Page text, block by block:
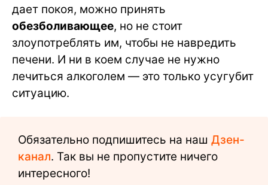
дает покоя, можно принять
обезболивающее, но не стоит
злоупотреблять им, чтобы не навредить
печени. И ни в коем случае не нужно
лечиться алкоголем — это только усугубит
ситуацию.
Обязательно подпишитесь на наш Дзен-
канал. Так вы не пропустите ничего
интересного!